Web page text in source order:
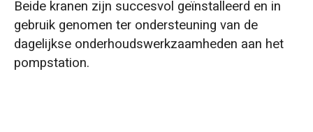
Beide kranen zijn succesvol geïnstalleerd en in
gebruik genomen ter ondersteuning van de
dagelijkse onderhoudswerkzaamheden aan het
pompstation.